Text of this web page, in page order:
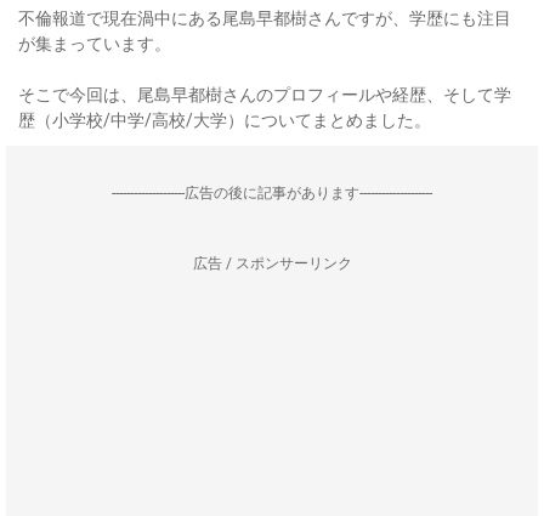
不倫報道で現在渦中にある尾島早都樹さんですが、学歴にも注目
が集まっています。
そこで今回は、尾島早都樹さんのプロフィールや経歴、そして学
歴（小学校/中学/高校/大学）についてまとめました。
--------------------広告の後に記事があります--------------------
広告 / スポンサーリンク